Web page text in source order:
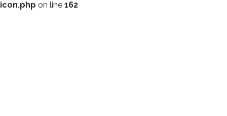
icon.php on line 162